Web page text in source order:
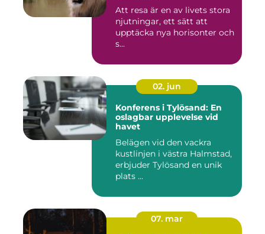
Att resa är en av livets stora
njutningar, ett sätt att
upptäcka nya horisonter och
s...
02. jun
Konferens i Tylösand: En
oslagbar upplevelse vid
havet
Belägen vid den vackra
kustlinjen i västra Halmstad,
erbjuder Tylösand en unik
plats ...
07. mar